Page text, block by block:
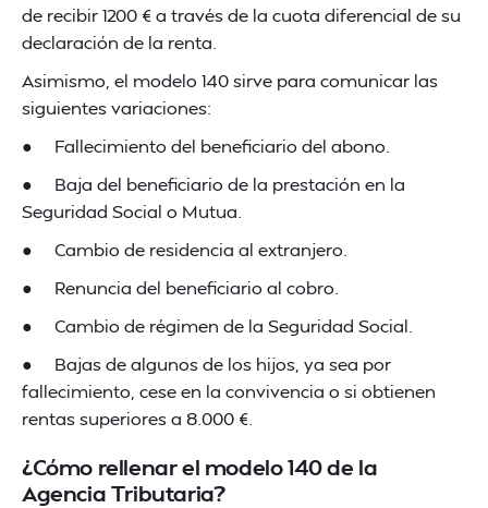
de recibir 1200 € a través de la cuota diferencial de su
declaración de la renta.
Asimismo, el modelo 140 sirve para comunicar las
siguientes variaciones:
● Fallecimiento del beneficiario del abono.
● Baja del beneficiario de la prestación en la
Seguridad Social o Mutua.
● Cambio de residencia al extranjero.
● Renuncia del beneficiario al cobro.
● Cambio de régimen de la Seguridad Social.
● Bajas de algunos de los hijos, ya sea por
fallecimiento, cese en la convivencia o si obtienen
rentas superiores a 8.000 €.
¿Cómo rellenar el modelo 140 de la
Agencia Tributaria?